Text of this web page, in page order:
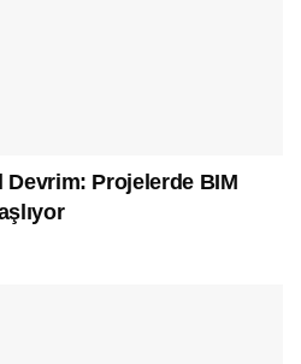
Devrim: Projelerde BIM